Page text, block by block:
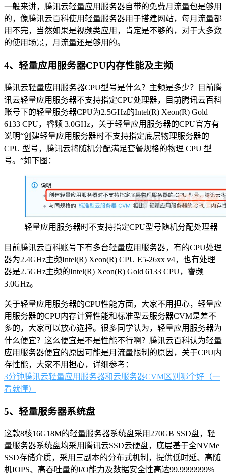
一般来讲，腾讯云轻量应用服务器自带的免费月流量包是够用
的，像腾讯云百科使用轻量服务器用于搭建网站，每月流量都
用不完，当然如果是视频类应用，肯定是不够的，对于大多数
的使用场景，月流量还是够用的。
4、轻量应用服务器CPU内存性能及主频
腾讯云轻量应用服务器CPU型号是什么？主频是多少？目前腾
讯云轻量应用服务器不支持指定CPU处理器，目前腾讯云百科
账号下的轻量服务器CPU为2.5GHz的Intel(R) Xeon(R) Gold
6133 CPU，睿频 3.0GHz，关于轻量应用服务器的CPU官方有
说明“创建轻量应用服务器时不支持指定底层物理服务器的
CPU 型号，腾讯云将随机分配满足套餐规格的物理 CPU 型
号。”如下图：
轻量应用服务器时不支持指定CPU型号随机分配处理器
目前腾讯云百科账号下有多台轻量应用服务器，有的CPU处理
器为2.4GHz主频Intel(R) Xeon(R) CPU E5-26xx v4，也有处理
器是2.5GHz主频的Intel(R) Xeon(R) Gold 6133 CPU，睿频
3.0GHz。
关于轻量应用服务器的CPU性能方面，大家不用担心，轻量应
用服务器的CPU内存计算性能和标准型云服务器CVM是差不
多的，大家可以放心选择。很多同学认为，轻量应用服务器为
什么便宜？这么便宜是不是性能不行啊？腾讯云百科认为轻量
应用服务器便宜的原因可能是月流量限制的原因，关于CPU内
存性能，大家不用担心，详细参考：
3分钟腾讯云轻量应用服务器和云服务器CVM区别哪个好（一
看就懂）
5、轻量服务器系统盘
这款8核16G18M的轻量服务器系统盘采用270GB SSD盘，轻
量服务器系统盘均采用腾讯云SSD云硬盘，底层基于全NVMe
SSD存储介质，采用三副本的分布式机制，提供低时延、高随
机IOPS、高吞吐量的I/O能力及数据安全性高达99.9999999%